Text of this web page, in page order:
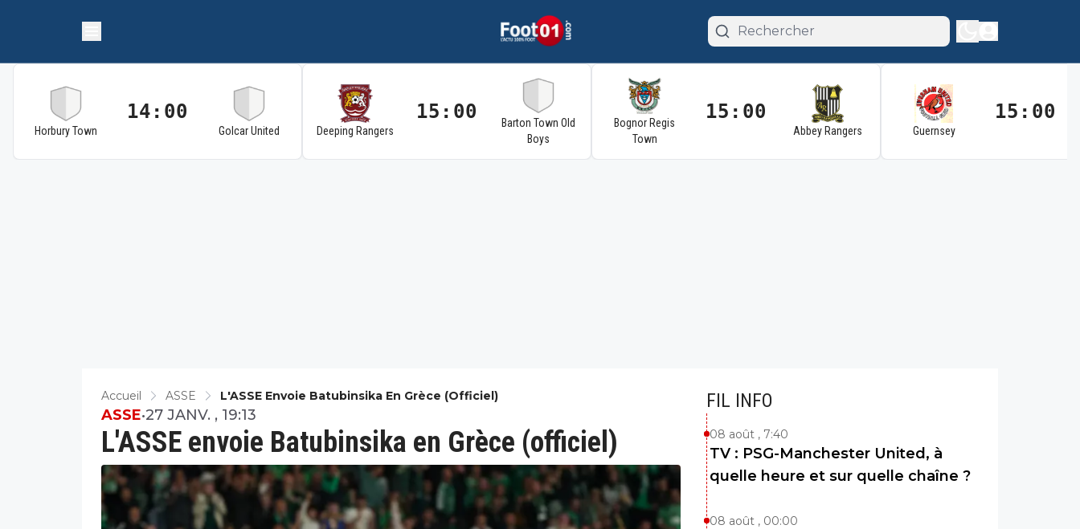
Horbury Town
14:00
Golcar United Deeping Rangers
15:00
Barton Town Old
Boys
Bognor Regis
Town
15:00
Abbey Rangers Guernsey
15:00
Accueil ASSE L'ASSE Envoie Batubinsika En Grèce (officiel)
L'ASSE envoie Batubinsika en Grèce (officiel)
ASSE•27 JANV. , 19:13
FIL INFO
08 août , 7:40
TV : PSG-Manchester United, à
quelle heure et sur quelle chaîne ?
08 août , 00:00